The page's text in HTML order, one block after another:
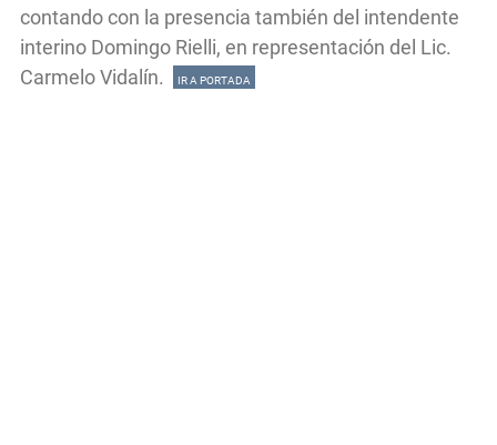
contando con la presencia también del intendente
interino Domingo Rielli, en representación del Lic.
Carmelo Vidalín.
IR A PORTADA